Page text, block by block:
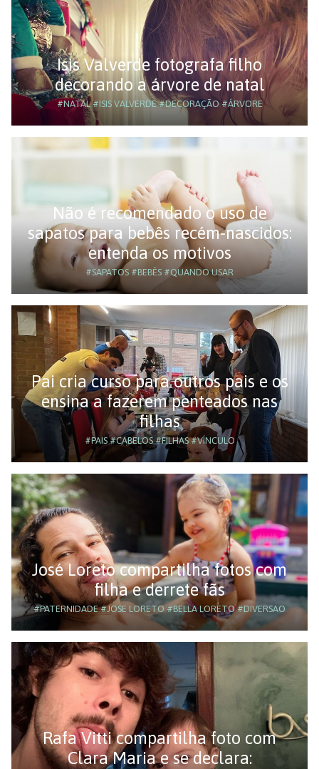
Isis Valverde fotografa filho
decorando a árvore de natal
#NATAL#ISIS VALVERDE#DECORAÇÃO#ÁRVORE
Não é recomendado o uso de
sapatos para bebês recém-nascidos:
entenda os motivos
#SAPATOS #BEBÊS #QUANDO USAR
Pai cria curso para outros pais e os
ensina a fazerem penteados nas
filhas
#PAIS#CABELOS#FILHAS#VÍNCULO
José Loreto compartilha fotos com
filha e derrete fãs
#PATERNIDADE#JOSE LORETO#BELLA LORETO#DIVERSAO
Rafa Vitti compartilha foto com
Clara Maria e se declara: